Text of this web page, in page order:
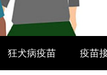
狂犬病疫苗 疫苗